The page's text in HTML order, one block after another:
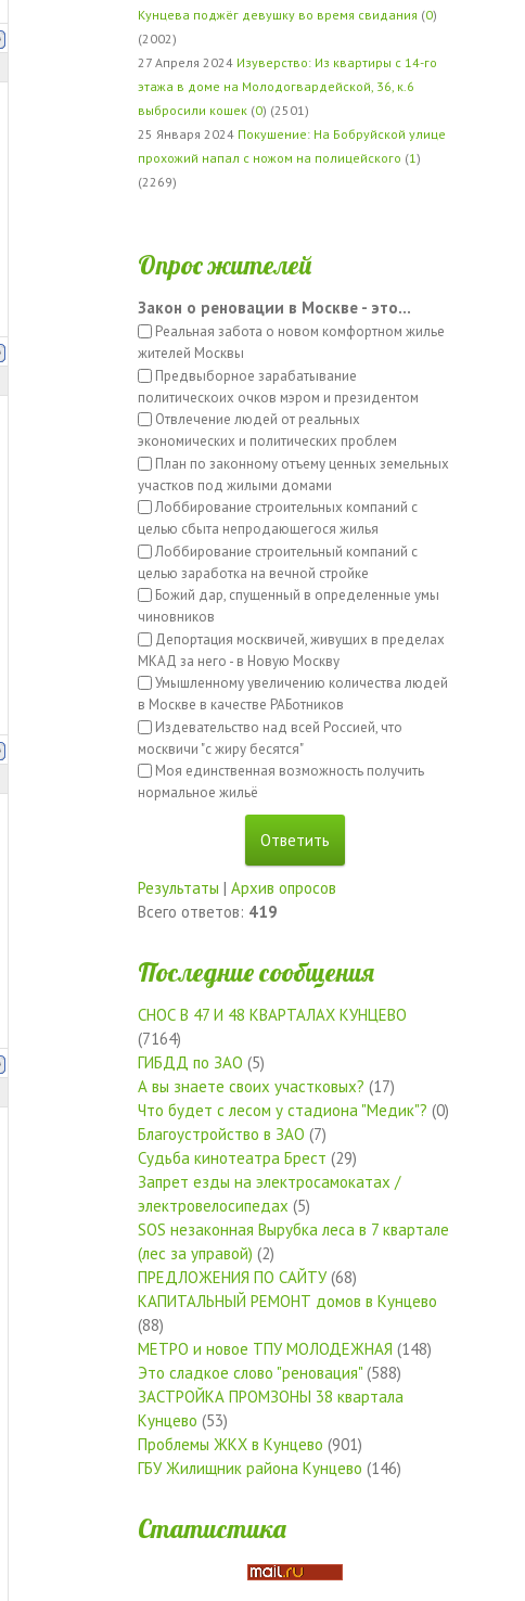
Кунцева поджёг девушку во время свидания (0)
(2002)
27 Апреля 2024 Изуверство: Из квартиры с 14-го
этажа в доме на Молодогвардейской, 36, к.6
выбросили кошек (0) (2501)
25 Января 2024 Покушение: На Бобруйской улице
прохожий напал с ножом на полицейского (1)
(2269)
Опрос жителей
Закон о реновации в Москве - это...
Реальная забота о новом комфортном жилье
жителей Москвы
Предвыборное зарабатывание
политическоих очков мэром и президентом
Отвлечение людей от реальных
экономических и политических проблем
План по законному отъему ценных земельных
участков под жилыми домами
Лоббирование строительных компаний с
целью сбыта непродающегося жилья
Лоббирование строительный компаний с
целью заработка на вечной стройке
Божий дар, спущенный в определенные умы
чиновников
Депортация москвичей, живущих в пределах
МКАД за него - в Новую Москву
Умышленному увеличению количества людей
в Москве в качестве РАБотников
Издевательство над всей Россией, что
москвичи "с жиру бесятся"
Моя единственная возможность получить
нормальное жильё
Результаты | Архив опросов
Всего ответов: 419
Последние сообщения
СНОС В 47 И 48 КВАРТАЛАХ КУНЦЕВО
(7164)
ГИБДД по ЗАО (5)
А вы знаете своих участковых? (17)
Что будет с лесом у стадиона "Медик"? (0)
Благоустройство в ЗАО (7)
Судьба кинотеатра Брест (29)
Запрет езды на электросамокатах /
электровелосипедах (5)
SOS незаконная Вырубка леса в 7 квартале
(лес за управой) (2)
ПРЕДЛОЖЕНИЯ ПО САЙТУ(68)
КАПИТАЛЬНЫЙ РЕМОНТ домов в Кунцево
(88)
МЕТРО и новое ТПУ МОЛОДЕЖНАЯ (148)
Это сладкое слово "реновация"(588)
ЗАСТРОЙКА ПРОМЗОНЫ 38 квартала
Кунцево (53)
Проблемы ЖКХ в Кунцево (901)
ГБУ Жилищник района Кунцево (146)
Статистика